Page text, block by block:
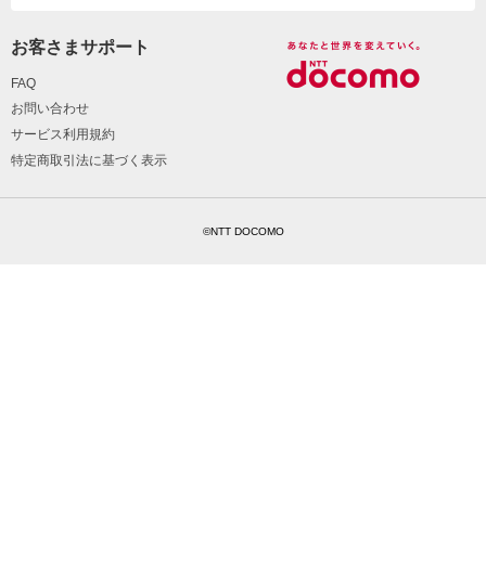
お客さまサポート
FAQ
お問い合わせ
サービス利用規約
特定商取引法に基づく表示
©NTT DOCOMO